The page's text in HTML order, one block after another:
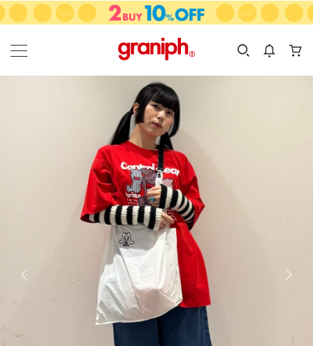
カテゴリーから探す
KIDS
カテゴリ
サイズ